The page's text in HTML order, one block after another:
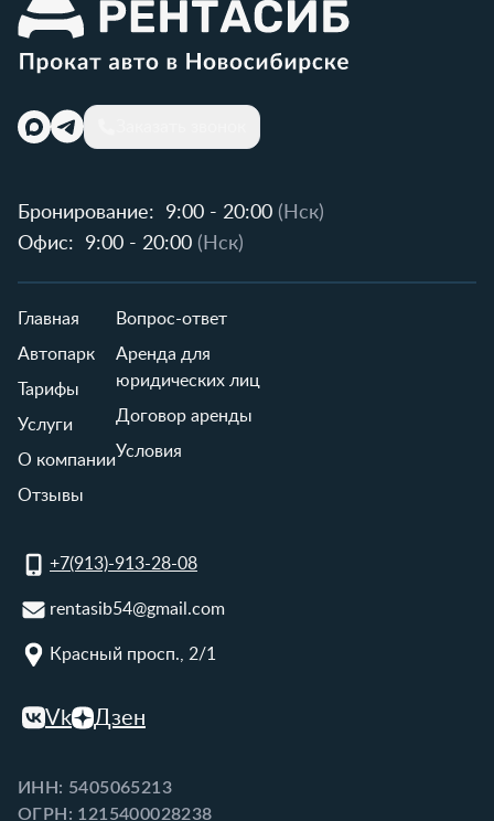
Бронирование: 9:00 - 20:00 (Нск)
Офис:
9:00 - 20:00 (Нск)
Главная
Автопарк
Тарифы
Услуги
О компании
Отзывы
Вопрос-ответ
Аренда для
юридических лиц
Договор аренды
Условия
+7(913)-913-28-08
rentasib54@gmail.com
Красный просп., 2/1
Vk Дзен
ИНН: 5405065213
ОГРН: 1215400028238